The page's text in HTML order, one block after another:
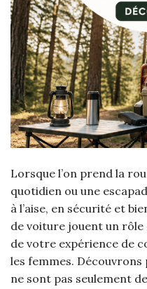
Lorsque l’on prend la
quotidien ou une
à l’aise, en sécurité et
de voiture jouent un rôle
de votre expérience de
les femmes.
ne sont pas seulement